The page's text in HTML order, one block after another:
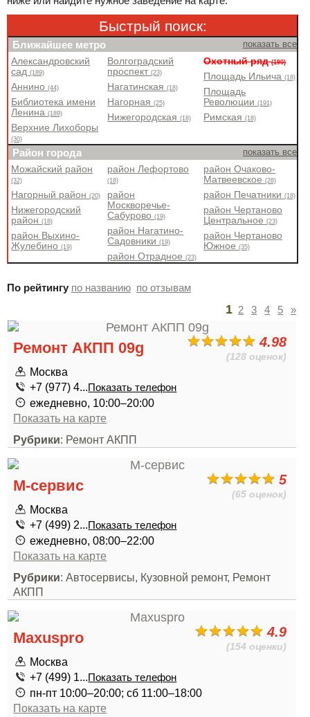
Быстрый поиск:
Ближайшее метро показать все
Александровский
сад(189)
Аннино(44)
Библиотека имени
Ленина(189)
Верхние Лихоборы
(30)
Волгоградский
проспект(23)
Нагатинская(18)
Нагорная(25)
Нижегородская(18)
Охотный ряд(190)
Площадь Ильича(18)
Площадь
Революции(191)
Римская(18)
Район города показать все
Можайский район
(32)
Нагорный район(20)
Нижегородский
район(18)
район Выхино-
Жулебино(19)
район Лефортово
(18)
район
Москворечье-
Сабурово(19)
район Нагатино-
Садовники(19)
район Отрадное(23)
район Очаково-
Матвеевское(28)
район Печатники(18)
район Чертаново
Центральное(23)
район Чертаново
Южное(35)
По рейтингу по названию по отзывам
1 2 3 4 5 »
4.98
(128 оценок)
Ремонт АКПП 09g
Москва
+7 (977) 4...Показать телефон
ежедневно, 10:00–20:00
Показать на карте
Рубрики: Ремонт АКПП
5
(65 оценок)
М-сервис
Москва
+7 (499) 2...Показать телефон
ежедневно, 08:00–22:00
Показать на карте
Рубрики: Автосервисы, Кузовной ремонт, Ремонт
АКПП
4.9
(154 оценки)
Maxuspro
Москва
+7 (499) 1...Показать телефон
пн-пт 10:00–20:00; сб 11:00–18:00
Показать на карте